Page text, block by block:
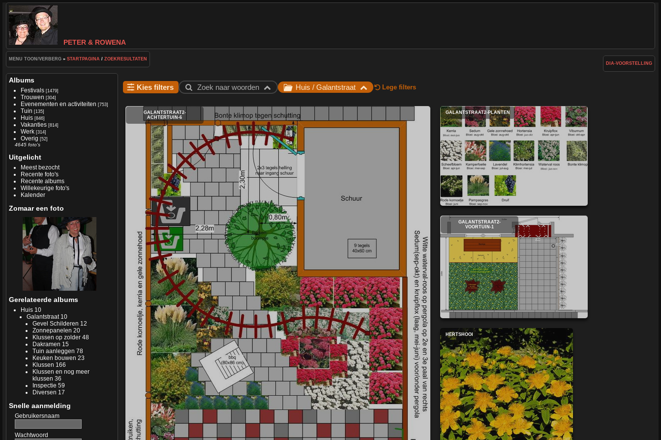
PETER & ROWENA
MENU TOON/VERBERG » STARTPAGINA / ZOEKRESULTATEN
DIA-VOORSTELLING
Albums
Festivals [1479]
Trouwen [304]
Evenementen en activiteiten [753]
Tuin [135]
Huis [846]
Vakanties [814]
Werk [314]
Overig [52]
4645 foto's
Uitgelicht
Meest bezocht
Recente foto's
Recente albums
Willekeurige foto's
Kalender
Zomaar een foto
Gerelateerde albums
Huis 10
Galantstraat 10
Gevel Schilderen 12
Zonnepanelen 20
Klussen op zolder 48
Dakramen 15
Tuin aanleggen 78
Keuken bouwen 23
Klussen 166
Klussen en nog meer
klussen 36
Inspectie 59
Diversen 17
Snelle aanmelding
Gebruikersnaam
Wachtwoord
Kies filters Zoek naar woorden Huis / Galantstraat Lege filters
GALANTSTRAAT2-
ACHTERTUIN-6
GALANTSTRAAT2-PLANTEN
GALANTSTRAAT2-
VOORTUIN-1
HERTSHOOI